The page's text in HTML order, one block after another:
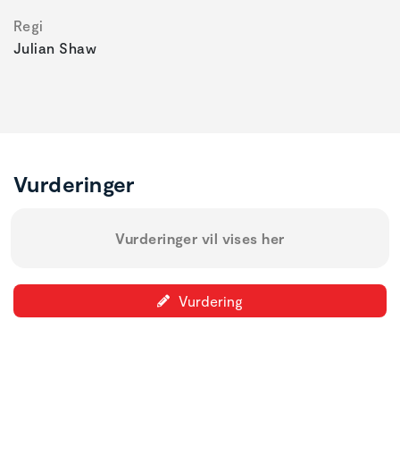
Regi
Julian Shaw
Vurderinger
Vurderinger vil vises her
Vurdering